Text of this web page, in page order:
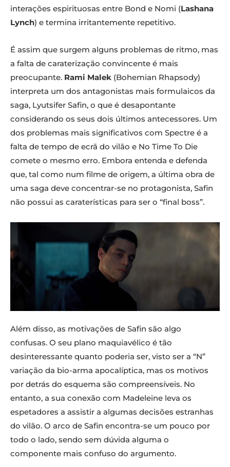
interações espirituosas entre Bond e Nomi (Lashana
Lynch) e termina irritantemente repetitivo.
É assim que surgem alguns problemas de ritmo, mas
a falta de caraterização convincente é mais
preocupante. Rami Malek (Bohemian Rhapsody)
interpreta um dos antagonistas mais formulaicos da
saga, Lyutsifer Safin, o que é desapontante
considerando os seus dois últimos antecessores. Um
dos problemas mais significativos com Spectre é a
falta de tempo de ecrã do vilão e No Time To Die
comete o mesmo erro. Embora entenda e defenda
que, tal como num filme de origem, a última obra de
uma saga deve concentrar-se no protagonista, Safin
não possui as caraterísticas para ser o “final boss”.
Além disso, as motivações de Safin são algo
confusas. O seu plano maquiavélico é tão
desinteressante quanto poderia ser, visto ser a “N”
variação da bio-arma apocalíptica, mas os motivos
por detrás do esquema são compreensíveis. No
entanto, a sua conexão com Madeleine leva os
espetadores a assistir a algumas decisões estranhas
do vilão. O arco de Safin encontra-se um pouco por
todo o lado, sendo sem dúvida alguma o
componente mais confuso do argumento.